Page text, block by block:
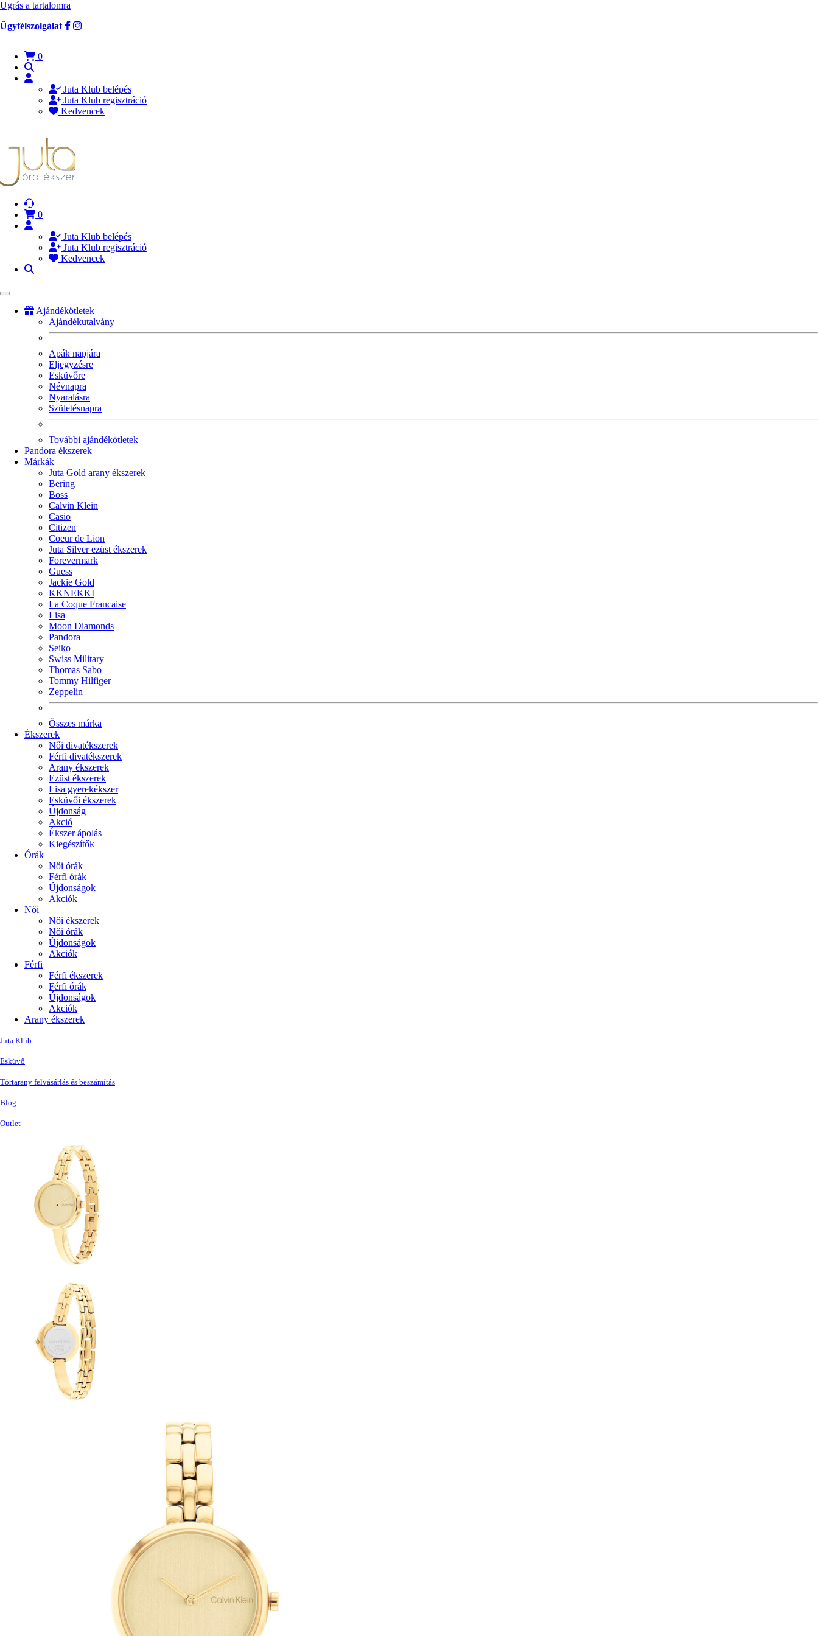
Ugrás a tartalomra
Ügyfélszolgálat
0
Juta Klub belépés
Juta Klub regisztráció
Kedvencek
0
Juta Klub belépés
Juta Klub regisztráció
Kedvencek
Ajándékötletek
Ajándékutalvány
Apák napjára
Eljegyzésre
Esküvőre
Névnapra
Nyaralásra
Születésnapra
További ajándékötletek
Pandora ékszerek
Márkák
Juta Gold arany ékszerek
Bering
Boss
Calvin Klein
Casio
Citizen
Coeur de Lion
Juta Silver ezüst ékszerek
Forevermark
Guess
Jackie Gold
KKNEKKI
La Coque Francaise
Lisa
Moon Diamonds
Pandora
Seiko
Swiss Military
Thomas Sabo
Tommy Hilfiger
Zeppelin
Összes márka
Ékszerek
Női divatékszerek
Férfi divatékszerek
Arany ékszerek
Ezüst ékszerek
Lisa gyerekékszer
Esküvői ékszerek
Újdonság
Akció
Ékszer ápolás
Kiegészítők
Órák
Női órák
Férfi órák
Újdonságok
Akciók
Női
Női ékszerek
Női órák
Újdonságok
Akciók
Férfi
Férfi ékszerek
Férfi órák
Újdonságok
Akciók
Arany ékszerek
Juta Klub
Esküvő
Törtarany felvásárlás és beszámítás
Blog
Outlet